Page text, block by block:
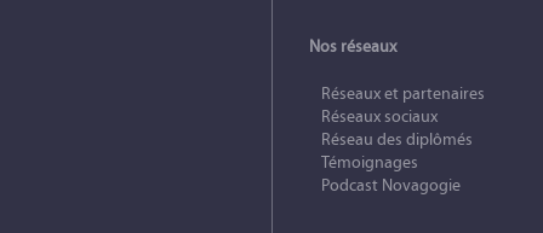
Nos réseaux
Réseaux et partenaires
Réseaux sociaux
Réseau des diplômés
Témoignages
Podcast Novagogie